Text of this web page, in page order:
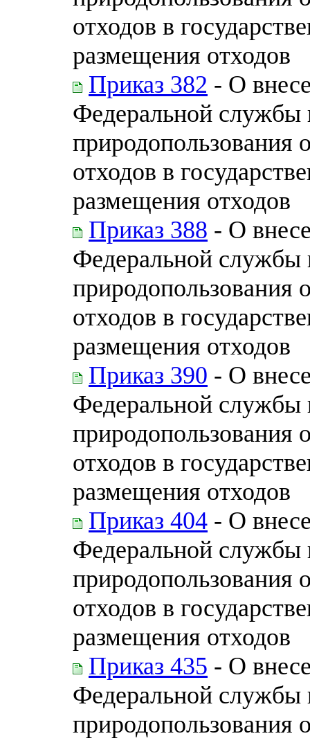
отходов в
размещения отходов
Приказ 382 - О
Федеральной службы
природопользования
отходов в
размещения отходов
Приказ 388 - О
Федеральной службы
природопользования
отходов в
размещения отходов
Приказ 390 - О
Федеральной службы
природопользования
отходов в
размещения отходов
Приказ 404 - О
Федеральной службы
природопользования
отходов в
размещения отходов
Приказ 435 - О
Федеральной службы
природопользования